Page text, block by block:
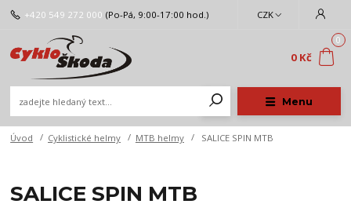
Menu
CZK
+420 549 272 000 (Po-Pá, 9:00-17:00 hod.)
0
0 Kč
Úvod Cyklistické helmy MTB helmy SALICE SPIN MTB
SALICE SPIN MTB